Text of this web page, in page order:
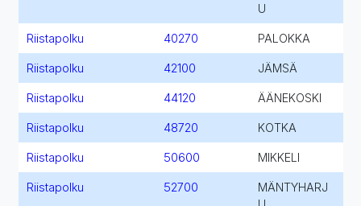
U
Riistapolku 40270 PALOKKA
Riistapolku 42100 JÄMSÄ
Riistapolku 44120 ÄÄNEKOSKI
Riistapolku 48720 KOTKA
Riistapolku 50600 MIKKELI
Riistapolku 52700
MÄNTYHARJ